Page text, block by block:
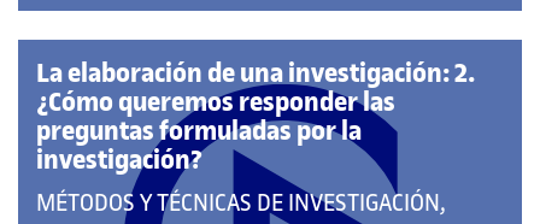
La elaboración de una investigación: 2.
¿Cómo queremos responder las
preguntas formuladas por la
investigación?
QUE
MÉTODOS Y TÉCNICAS DE INVESTIGACIÓN,